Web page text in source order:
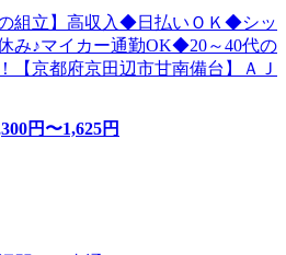
の組立】高収入◆日払いＯＫ◆シッ
み♪マイカー通勤OK◆20～40代の
【京都府京田辺市甘南備台】ＡＪ
円〜1,625円